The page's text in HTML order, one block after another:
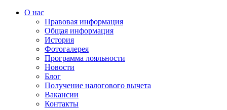
О нас
Правовая информация
Общая информация
История
Фотогалерея
Программа лояльности
Новости
Блог
Получение налогового вычета
Вакансии
Контакты